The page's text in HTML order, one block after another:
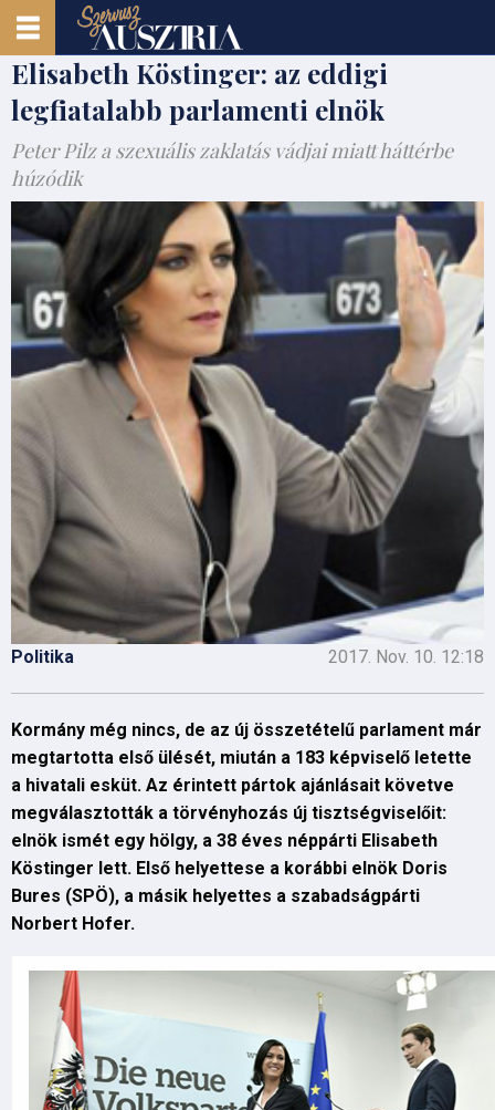
Elisabeth Köstinger: az eddigi
legfiatalabb parlamenti elnök
Peter Pilz a szexuális zaklatás vádjai miatt háttérbe
húzódik
Politika 2017. Nov. 10. 12:18
Kormány még nincs, de az új összetételű parlament már
megtartotta első ülését, miután a 183 képviselő letette
a hivatali esküt. Az érintett pártok ajánlásait követve
megválasztották a törvényhozás új tisztségviselőit:
elnök ismét egy hölgy, a 38 éves néppárti Elisabeth
Köstinger lett. Első helyettese a korábbi elnök Doris
Bures (SPÖ), a másik helyettes a szabadságpárti
Norbert Hofer.